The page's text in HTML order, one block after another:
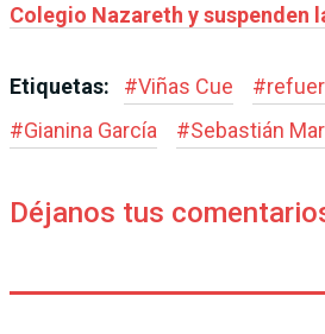
Colegio Nazareth y suspenden
Etiquetas: #Viñas Cue #
#Gianina García #Sebastián
Déjanos tus